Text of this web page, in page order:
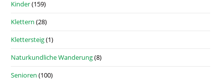
Kinder(159)
Klettern (28)
Klettersteig(1)
Naturkundliche Wanderung(8)
Senioren (100)